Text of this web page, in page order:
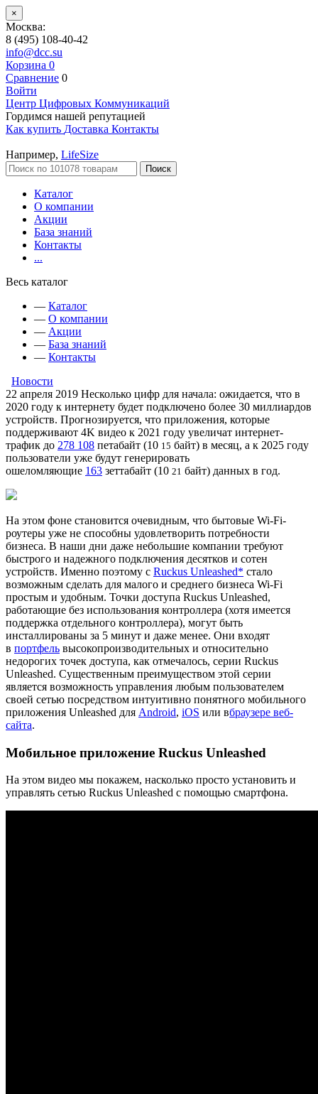
×
Москва:
8 (495) 108-40-42
info@dcc.su
Корзина 0
Сравнение 0
Войти
Центр Цифровых Коммуникаций
Гордимся нашей репутацией
Как купить Доставка Контакты
Например, LifeSize
Поиск
Каталог
О компании
Акции
База знаний
Контакты
...
Весь каталог
— Каталог
— О компании
— Акции
— База знаний
— Контакты
Новости
22 апреля 2019 Несколько цифр для начала: ожидается, что в
2020 году к интернету будет подключено более 30 миллиардов
устройств. Прогнозируется, что приложения, которые
поддерживают 4K видео к 2021 году увеличат интернет-
трафик до 278 108 петабайт (10 15 байт) в месяц, а к 2025 году
пользователи уже будут генерировать
ошеломляющие 163 зеттабайт (10 21 байт) данных в год.
На этом фоне становится очевидным, что бытовые Wi-Fi-
роутеры уже не способны удовлетворить потребности
бизнеса. В наши дни даже небольшие компании требуют
быстрого и надежного подключения десятков и сотен
устройств. Именно поэтому с Ruckus Unleashed* стало
возможным сделать для малого и среднего бизнеса Wi-Fi
простым и удобным. Точки доступа Ruckus Unleashed,
работающие без использования контроллера (хотя имеется
поддержка отдельного контроллера), могут быть
инсталлированы за 5 минут и даже менее. Они входят
в портфель высокопроизводительных и относительно
недорогих точек доступа, как отмечалось, серии Ruckus
Unleashed. Существенным преимуществом этой серии
является возможность управления любым пользователем
своей сетью посредством интуитивно понятного мобильного
приложения Unleashed для Android, iOS или вбраузере веб-
сайта.
Мобильное приложение Ruckus Unleashed
На этом видео мы покажем, насколько просто установить и
управлять сетью Ruckus Unleashed с помощью смартфона.